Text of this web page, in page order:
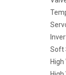
Soft